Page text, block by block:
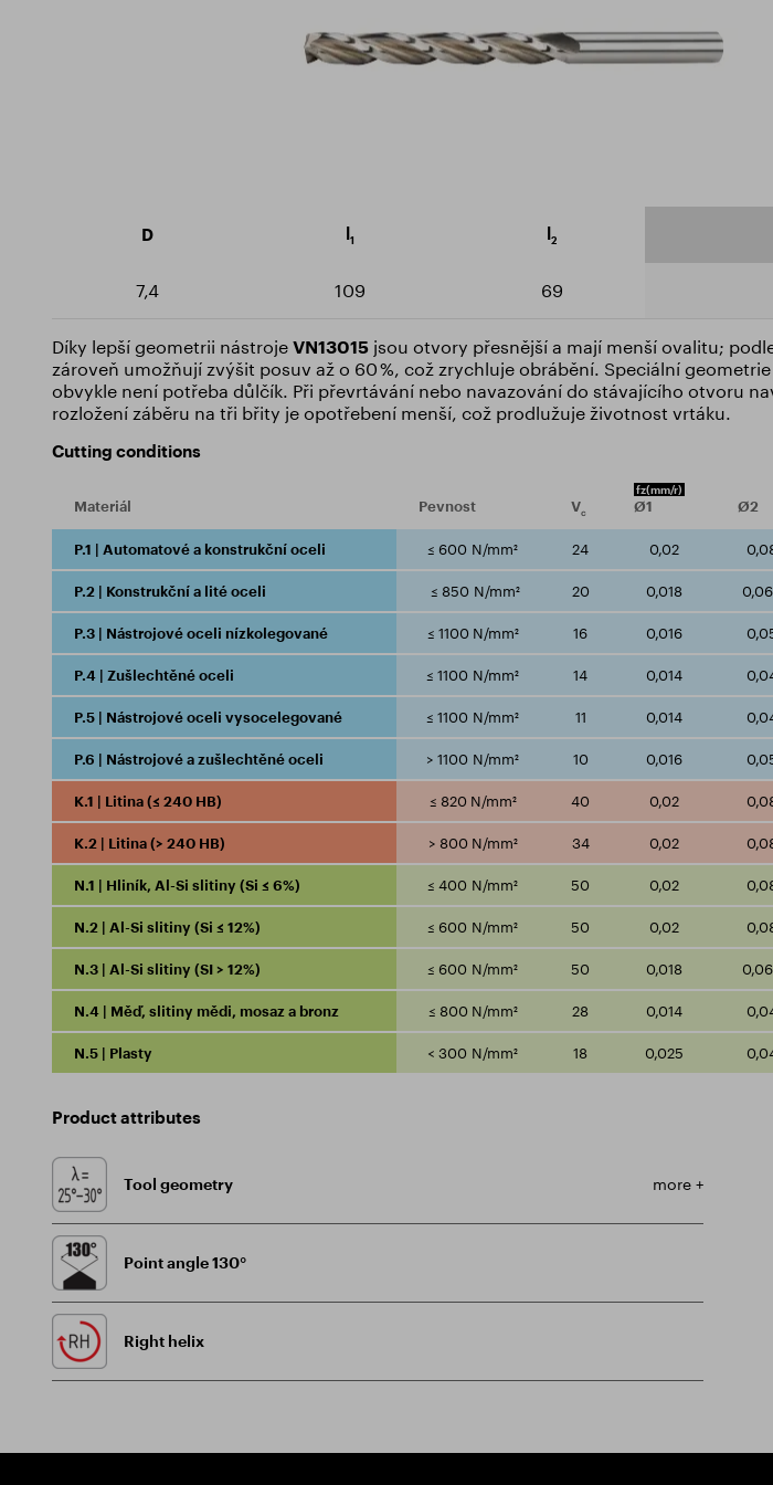
Download catalogue
D l1 l2
7,4 109 69
Díky lepší geometrii nástroje VN13015 jsou otvory přesnější a mají menší ovalitu;
zároveň umožňují zvýšit posuv až o 60 %, což zrychluje obrábění. Speciální
obvykle není potřeba důlčík. Při převrtávání nebo navazování do stávajícího otvoru
rozložení záběru na tři břity je opotřebení menší, což prodlužuje životnost vrtáku.
Cutting conditions
Materiál Pevnost Vc
fz(mm/r)
Ø1 Ø2
P.1 | Automatové a konstrukční oceli ≤ 600 N/mm² 24 0,02
P.2 | Konstrukční a lité oceli ≤ 850 N/mm² 20 0,018
P.3 | Nástrojové oceli nízkolegované ≤ 1100 N/mm² 16 0,016
P.4 | Zušlechtěné oceli ≤ 1100 N/mm² 14 0,014
P.5 | Nástrojové oceli vysocelegované ≤ 1100 N/mm² 11 0,014
P.6 | Nástrojové a zušlechtěné oceli > 1100 N/mm² 10 0,016
K.1 | Litina (≤ 240 HB) ≤ 820 N/mm² 40 0,02
K.2 | Litina (> 240 HB) > 800 N/mm² 34 0,02
N.1 | Hliník, Al-Si slitiny (Si ≤ 6%) ≤ 400 N/mm² 50 0,02
N.2 | Al-Si slitiny (Si ≤ 12%) ≤ 600 N/mm² 50 0,02
N.3 | Al-Si slitiny (SI > 12%) ≤ 600 N/mm² 50 0,018
N.4 | Měď, slitiny mědi, mosaz a bronz ≤ 800 N/mm² 28 0,014
N.5 | Plasty < 300 N/mm² 18 0,025
Product attributes
Tool geometry more +
Point angle 130°
Right helix